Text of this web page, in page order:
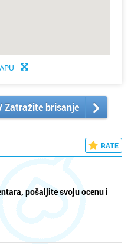
Zatražite brisanje
RATE
pošaljite svoju ocenu i